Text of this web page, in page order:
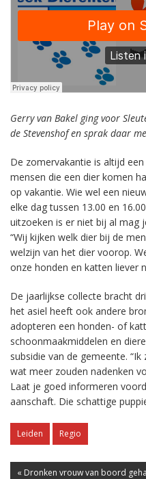
Gerry van Bakel ging voor
de Stevenshof en sprak daar
De zomervakantie is altijd
mensen die een dier komen
op vakantie. Wie wel een
elke dag tussen 13.00 en
uitzoeken is er niet bij al mag
“Wij kijken welk dier bij de
welzijn van het dier voorop.
onze honden en katten liever
De jaarlijkse collecte bracht
het asiel heeft ook andere
adopteren een honden- of
schoonmaakmiddelen en
subsidie van de gemeente.
wat meer zouden nadenken
Laat je goed informeren
aanschaft. Die schattige
Leiden Regio
« Dronken vrouw van boord